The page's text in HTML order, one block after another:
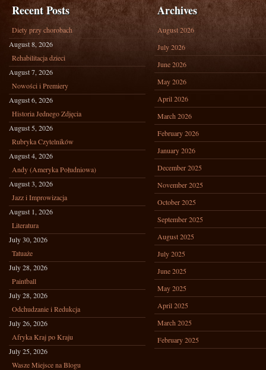
Recent Posts
Diety przy chorobach
August 8, 2026
Rehabilitacja dzieci
August 7, 2026
Nowości i Premiery
August 6, 2026
Historia Jednego Zdjęcia
August 5, 2026
Rubryka Czytelników
August 4, 2026
Andy (Ameryka Południowa)
August 3, 2026
Jazz i Improwizacja
August 1, 2026
Literatura
July 30, 2026
Tatuaże
July 28, 2026
Paintball
July 28, 2026
Odchudzanie i Redukcja
July 26, 2026
Afryka Kraj po Kraju
July 25, 2026
Wasze Miejsce na Blogu
Archives
August 2026
July 2026
June 2026
May 2026
April 2026
March 2026
February 2026
January 2026
December 2025
November 2025
October 2025
September 2025
August 2025
July 2025
June 2025
May 2025
April 2025
March 2025
February 2025